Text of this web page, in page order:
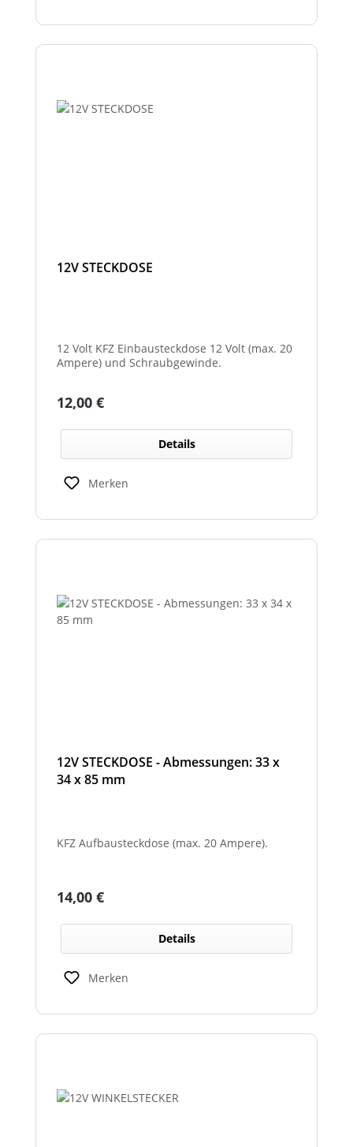
12V STECKDOSE
12 Volt KFZ Einbausteckdose 12 Volt (max. 20
Ampere) und Schraubgewinde.
Regulärer Preis:
12,00 €
Details
Merken
12V STECKDOSE - Abmessungen: 33 x
34 x 85 mm
KFZ Aufbausteckdose (max. 20 Ampere).
Regulärer Preis:
14,00 €
Details
Merken